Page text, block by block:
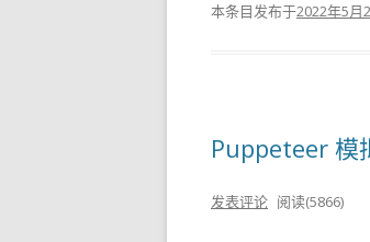
本条目发布于2022年5月
Puppeteer 模
发表评论 阅读(5866)